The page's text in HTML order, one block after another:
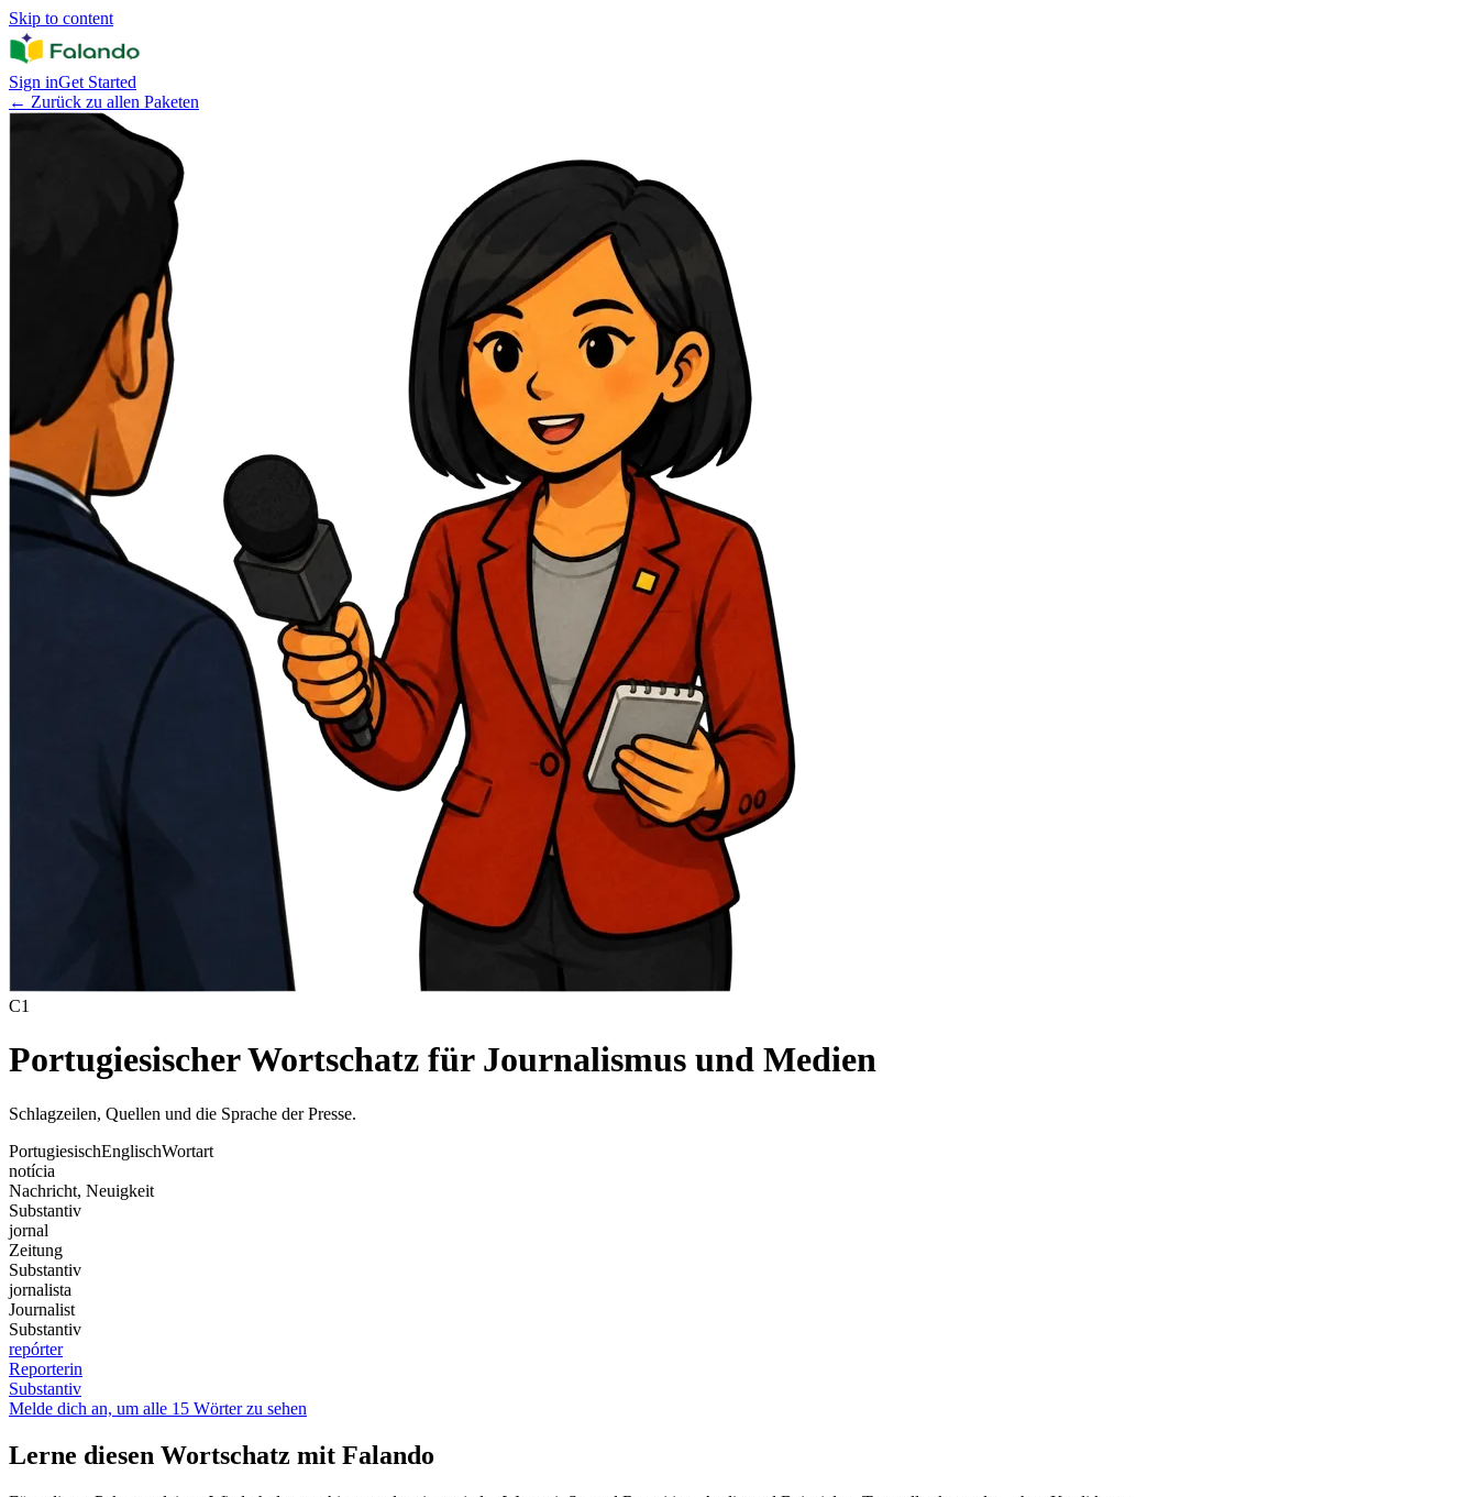
Skip to content
Sign inGet Started
← Zurück zu allen Paketen
C1
Portugiesischer Wortschatz für Journalismus und Medien
Schlagzeilen, Quellen und die Sprache der Presse.
PortugiesischEnglischWortart
notícia
Nachricht, Neuigkeit
Substantiv
jornal
Zeitung
Substantiv
jornalista
Journalist
Substantiv
repórter
Reporterin
Substantiv
Melde dich an, um alle 15 Wörter zu sehen
Lerne diesen Wortschatz mit Falando